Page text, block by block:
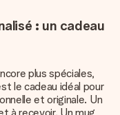
: un cadeau
plus spéciales,
le cadeau idéal pour
et originale. Un